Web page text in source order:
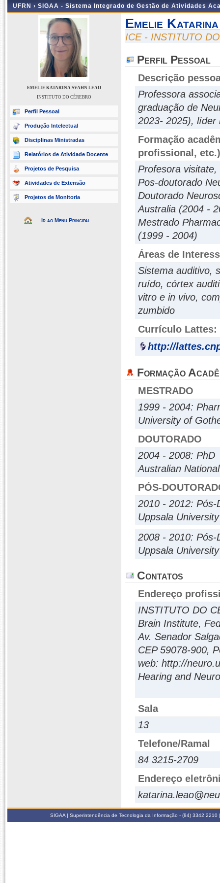
UFRN › SIGAA - Sistema Integrado de Gestão de Atividades
EMELIE KATARINA SVAHN LEAO
INSTITUTO DO CÉREBRO
Perfil Pessoal
Produção Intelectual
Disciplinas Ministradas
Relatórios de Atividade Docente
Projetos de Pesquisa
Atividades de Extensão
Projetos de Monitoria
Ir ao Menu Principal
Emelie
ICE - INSTITUTO
Perfil Pessoal
Descrição
Professora
graduação de
2023- 2025), líder
Formação
profissional, etc.)
Profesora
Pos-doutorado
Doutorado
Australia (2004 -
Mestrado
(1999 - 2004)
Áreas de
Sistema auditivo,
ruído, córtex
vitro e in vivo,
zumbido
Currículo Lattes:
http://
Formação
MESTRADO
1999 - 2004:
University of
DOUTORADO
2004 - 2008: PhD
Australian
PÓS-
2010 - 2012: Pós-
Uppsala University
2008 - 2010: Pós-
Uppsala University
Contatos
Endereço
INSTITUTO DO
Brain Institute,
Av. Senador
CEP 59078-900,
web: http://
Hearing and
Sala
13
Telefone/Ramal
84 3215-2709
Endereço
SIGAA | Superintendência de Tecnologia da Informação - (84) 3342